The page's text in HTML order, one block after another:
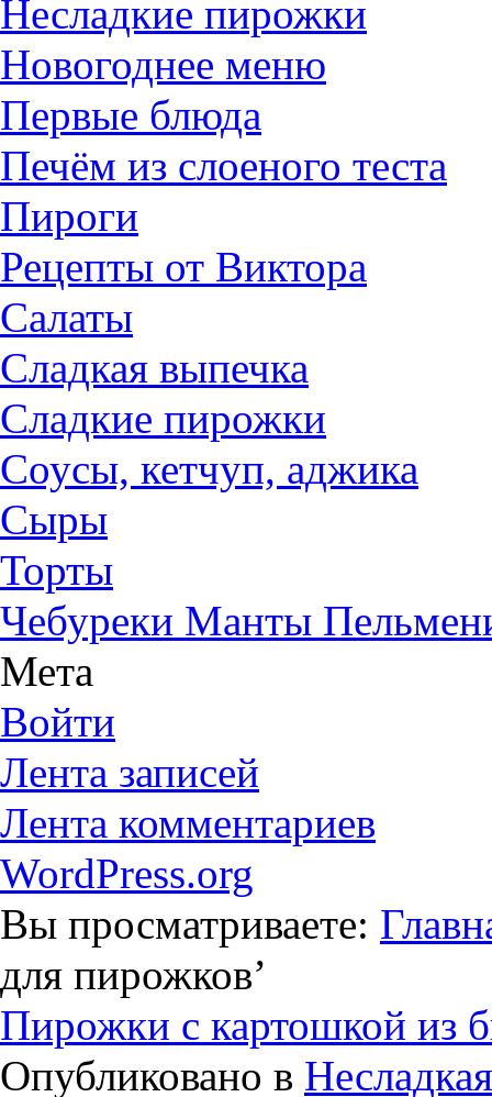
Несладкие пирожки
Новогоднее меню
Первые блюда
Печём из слоеного теста
Пироги
Рецепты от Виктора
Салаты
Сладкая выпечка
Сладкие пирожки
Соусы, кетчуп, аджика
Сыры
Торты
Чебуреки Манты
Мета
Войти
Лента записей
Лента комментариев
WordPress.org
Вы просматриваете:
для пирожков’
Пирожки с картошкой из
Опубликовано в